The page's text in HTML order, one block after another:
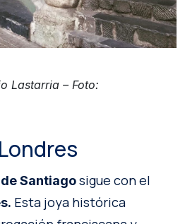
Lastarria – Foto:
Santiagosigue con el
Esta joya histórica